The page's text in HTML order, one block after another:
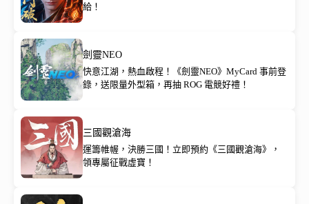
給！
劍靈NEO
快意江湖，熱血啟程！《劍靈NEO》MyCard 事前登
錄，送限量外型箱，再抽 ROG 電競好禮！
三國觀滄海
運籌帷幄，決勝三國！立即預約《三國觀滄海》，
領專屬征戰虛寶！